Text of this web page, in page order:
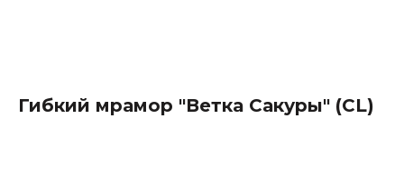
Гибкий мрамор "Ветка Сакуры" (CL)